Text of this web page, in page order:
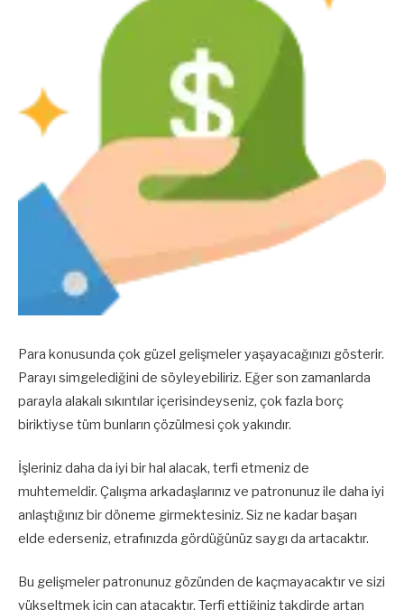
Para konusunda çok güzel gelişmeler yaşayacağınızı gösterir.
Parayı simgelediğini de söyleyebiliriz. Eğer son zamanlarda
parayla alakalı sıkıntılar içerisindeyseniz, çok fazla borç
biriktiyse tüm bunların çözülmesi çok yakındır.
İşleriniz daha da iyi bir hal alacak, terfi etmeniz de
muhtemeldir. Çalışma arkadaşlarınız ve patronunuz ile daha iyi
anlaştığınız bir döneme girmektesiniz. Siz ne kadar başarı
elde ederseniz, etrafınızda gördüğünüz saygı da artacaktır.
Bu gelişmeler patronunuz gözünden de kaçmayacaktır ve sizi
yükseltmek için can atacaktır. Terfi ettiğiniz takdirde artan